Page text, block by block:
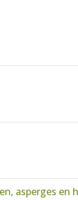
asperges en